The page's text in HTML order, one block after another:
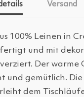
Versand
100% Leinen in
und mit
Der warme
und gemütlich.
dem